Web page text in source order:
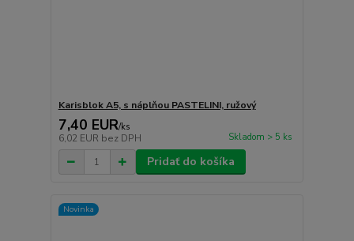
Karisblok A5, s náplňou PASTELINI, ružový
7,40 EUR/ks
6,02 EUR bez DPH Skladom > 5 ks
Pridať do košíka
Novinka